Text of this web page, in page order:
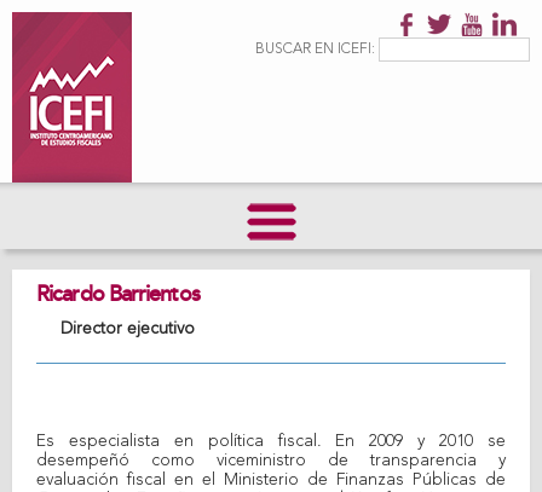
principalFormulario de
BUSCAR EN ICEFI:
Ricardo Barrientos
Director ejecutivo
Es especialista en política fiscal. En 2009 y 2010 se
desempeñó como viceministro de transparencia y
evaluación fiscal en el Ministerio de Finanzas Públicas de